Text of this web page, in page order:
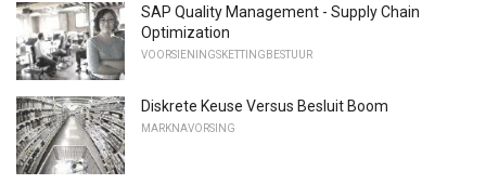
SAP Quality Management - Supply Chain
Optimization
VOORSIENINGSKETTINGBESTUUR
Diskrete Keuse Versus Besluit Boom
MARKNAVORSING